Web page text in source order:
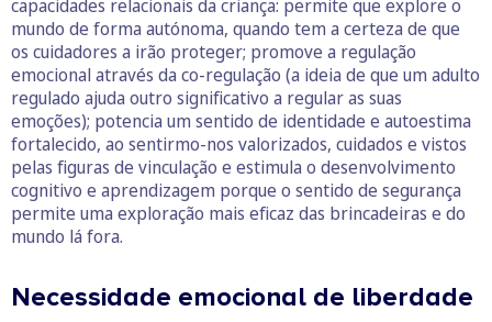
capacidades relacionais da criança: permite que explore o
mundo de forma autónoma, quando tem a certeza de que
os cuidadores a irão proteger; promove a regulação
emocional através da co-regulação (a ideia de que um adulto
regulado ajuda outro significativo a regular as suas
emoções); potencia um sentido de identidade e autoestima
fortalecido, ao sentirmo-nos valorizados, cuidados e vistos
pelas figuras de vinculação e estimula o desenvolvimento
cognitivo e aprendizagem porque o sentido de segurança
permite uma exploração mais eficaz das brincadeiras e do
mundo lá fora.
Necessidade emocional de liberdade